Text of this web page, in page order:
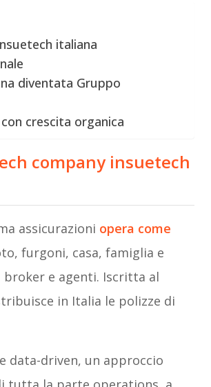
italiana
diventata Gruppo
crescita organica
company insuetech
assicurazioni opera come
furgoni, casa, famiglia e
e agenti. Iscritta al
in Italia le polizze di
data-driven, un approccio